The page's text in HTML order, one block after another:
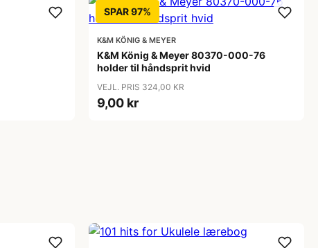
SPAR 97%
K&M KÖNIG & MEYER
K&M König & Meyer 80370-000-76
holder til håndsprit hvid
VEJL. PRIS 324,00 KR
9,00 kr